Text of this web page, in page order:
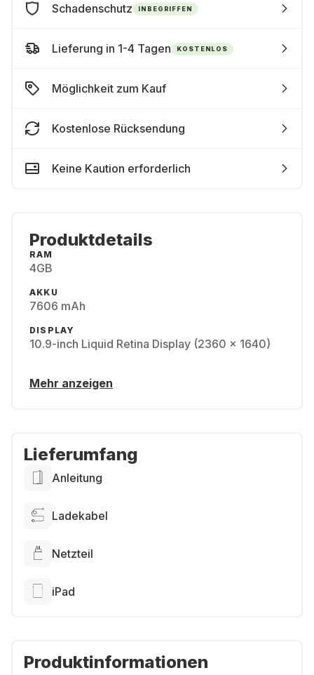
Schadenschutz INBEGRIFFEN
Lieferung in 1-4 Tagen KOSTENLOS
Möglichkeit zum Kauf
Kostenlose Rücksendung
Keine Kaution erforderlich
Produktdetails
RAM
4GB
AKKU
7606 mAh
DISPLAY
10.9-inch Liquid Retina Display (2360 x 1640)
Mehr anzeigen
Lieferumfang
Anleitung
Ladekabel
Netzteil
iPad
Produktinformationen